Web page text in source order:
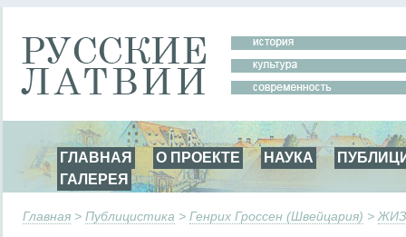
ГЛАВНАЯ О ПРОЕКТЕ НАУКА
ГАЛЕРЕЯ
Главная > Публицистика > Генрих Гроссен (Швейцария) >